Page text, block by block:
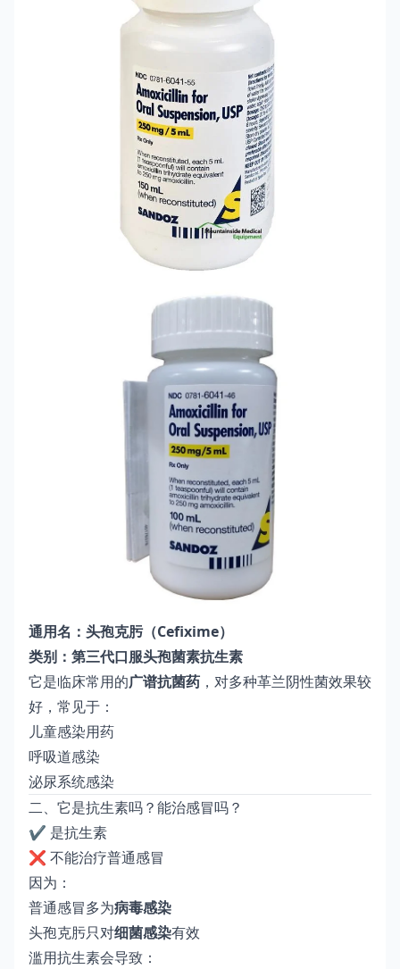
通用名：头孢克肟（Cefixime）
类别：第三代口服头孢菌素抗生素
它是临床常用的广谱抗菌药 ，对多种革兰阴性菌效果较
好，常见于：
儿童感染用药
呼吸道感染
泌尿系统感染
二、它是抗生素吗？能治感冒吗？
✔ 是抗生素
❌ 不能治疗普通感冒
因为：
普通感冒多为病毒感染
头孢克肟只对细菌感染有效
滥用抗生素会导致：